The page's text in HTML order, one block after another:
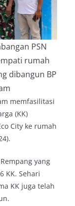
PSN
rumah
dibangun BP
memfasilitasi
(KK)
City ke rumah
yang
KK. Sehari
KK juga telah